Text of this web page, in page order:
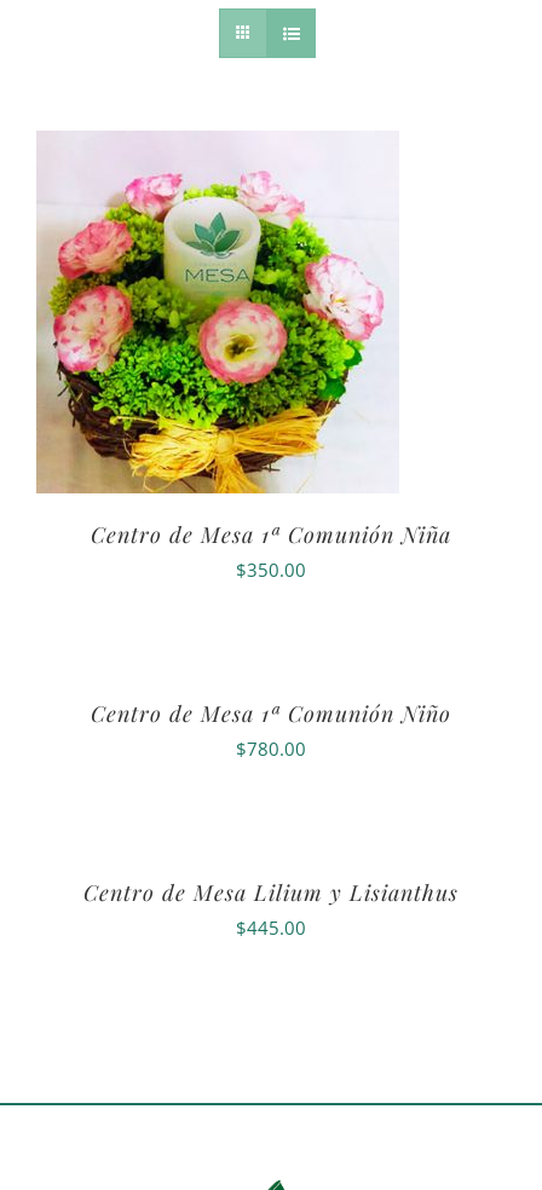
Centro de Mesa 1ª Comunión Niña
$350.00
Centro de Mesa 1ª Comunión Niño
$780.00
Centro de Mesa Lilium y Lisianthus
$445.00